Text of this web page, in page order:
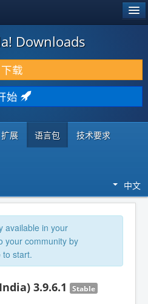
Downloads
下载
始
扩展 语言包 技术要求
中文
available in your
your community by
to start.
3.9.6.1 Stable